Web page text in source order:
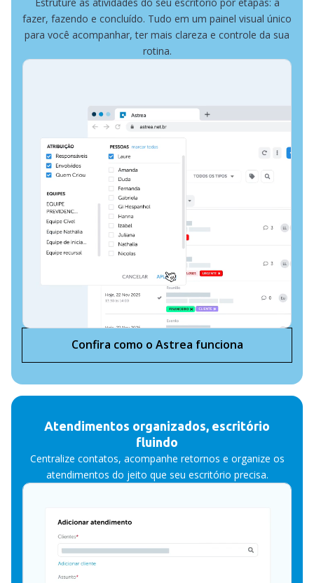
fazer, fazendo e concluído. Tudo em um painel visual único
para você acompanhar, ter mais clareza e controle da sua
rotina.
Confira como o Astrea funciona
Atendimentos organizados, escritório
fluindo
Centralize contatos, acompanhe retornos e organize os
atendimentos do jeito que seu escritório precisa.